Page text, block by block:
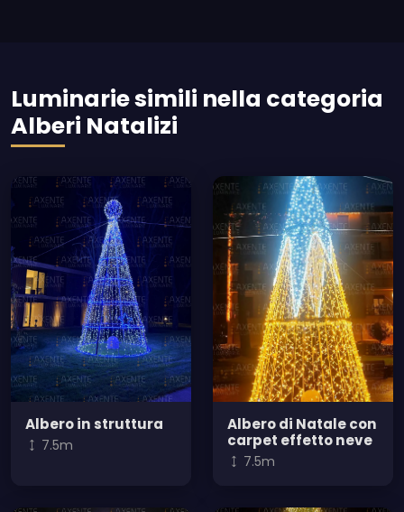
Luminarie simili nella categoria
Alberi Natalizi
Albero in struttura
7.5m
Albero di Natale con
carpet effetto neve
7.5m